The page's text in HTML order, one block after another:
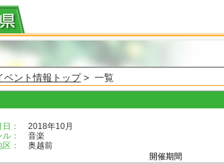
ベント情報トップ> 一覧
：
2018年10月
：
音楽
区：
奥越前
開催期間